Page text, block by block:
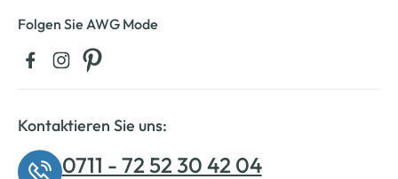
Folgen Sie AWG Mode
Kontaktieren Sie uns:
0711 - 72 52 30 42 04